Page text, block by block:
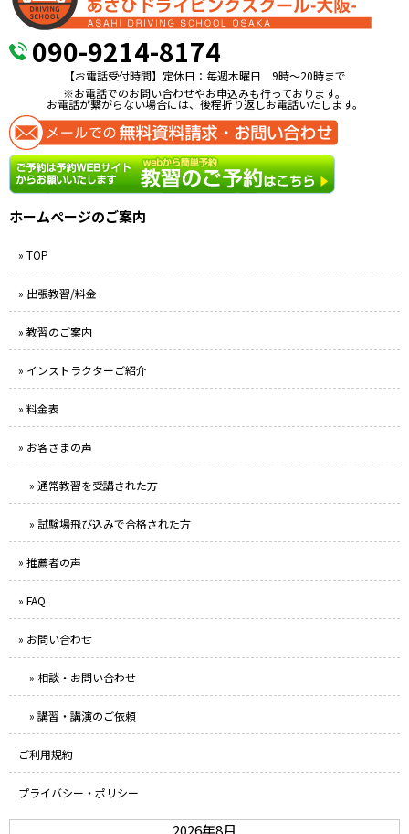
090-9214-8174
【お電話受付時間】定休日：毎週木曜日 9時〜20時まで
※お電話でのお問い合わせやお申込みも行っております。
お電話が繋がらない場合には、後程折り返しお電話いたします。
ホームページのご案内
» TOP
» 出張教習/料金
» 教習のご案内
» インストラクターご紹介
» 料金表
» お客さまの声
» 通常教習を受講された方
» 試験場飛び込みで合格された方
» 推薦者の声
» FAQ
» お問い合わせ
» 相談・お問い合わせ
» 講習・講演のご依頼
ご利用規約
プライバシー・ポリシー
2026年8月